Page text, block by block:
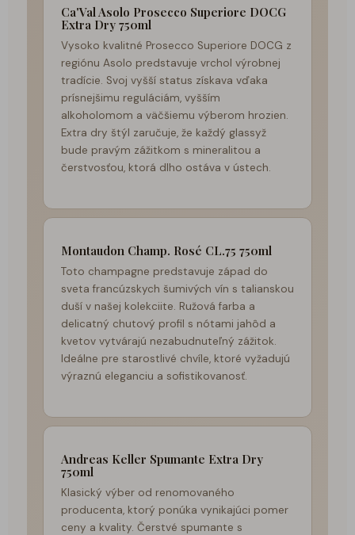
Ca'Val Asolo Prosecco Superiore DOCG
Extra Dry 750ml
Vysoko kvalitné Prosecco Superiore DOCG z
regiónu Asolo predstavuje vrchol výrobnej
tradície. Svoj vyšší status získava vďaka
prísnejšimu reguláciám, vyšším
alkoholomom a väčšiemu výberom hrozien.
Extra dry štýl zaručuje, že každý glassyž
bude pravým zážitkom s mineralitou a
čerstvosťou, ktorá dlho ostáva v ústech.
Montaudon Champ. Rosé CL.75 750ml
Toto champagne predstavuje západ do
sveta francúzskych šumivých vín s talianskou
duší v našej kolekciite. Ružová farba a
delicatný chutový profil s nótami jahôd a
kvetov vytvárajú nezabudnuteľný zážitok.
Ideálne pre starostlivé chvíle, ktoré vyžadujú
výraznú eleganciu a sofistikovanosť.
Andreas Keller Spumante Extra Dry
750ml
Klasický výber od renomovaného
producenta, ktorý ponúka vynikajúci pomer
ceny a kvality. Čerstvé spumante s